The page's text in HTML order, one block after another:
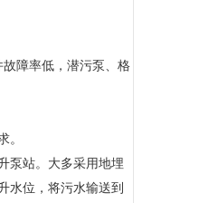
障率低，潜污泵、格
。
泵站。大多采用地埋
水位，将污水输送到